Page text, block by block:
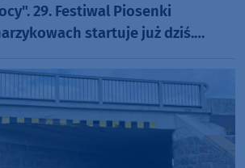
29. Festiwal Piosenki
startuje już dziś.